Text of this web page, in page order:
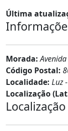
Última
Morada:
Código Postal:
Localidade: Luz
Localização
Localização